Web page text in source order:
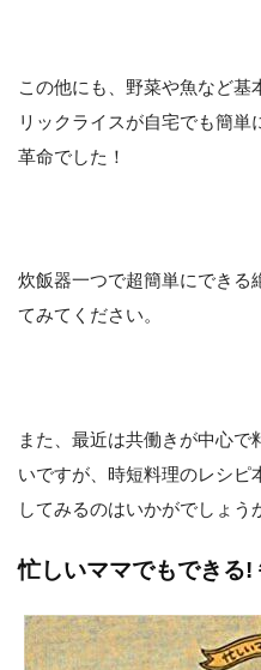
この他にも、野菜や魚など基
リックライスが自宅でも簡
革命でした！
炊飯器一つで超簡単にできる
てみてください。
また、最近は共働きが中心
いですが、時短料理のレシピ
してみるのはいかがでしょう
忙しいママでもできる!